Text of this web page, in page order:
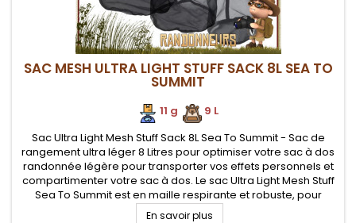
SAC MESH ULTRA LIGHT STUFF SACK 8L SEA TO
SUMMIT
11 g
9 L
Sac Ultra Light Mesh Stuff Sack 8L Sea To Summit - Sac de
rangement ultra léger 8 Litres pour optimiser votre sac à dos
randonnée légère pour transporter vos effets personnels et
compartimenter votre sac à dos. Le sac Ultra Light Mesh Stuff
Sea To Summit est en maille respirante et robuste, pour
ranger du matériel humide ou devant respirer
En savoir plus